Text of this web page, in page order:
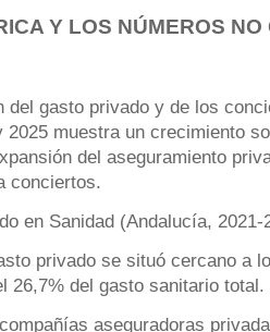
Y LOS NÚMEROS NO
del gasto privado y de los
2025 muestra un crecimiento
del aseguramiento
conciertos.
en Sanidad (Andalucía, 2021-
privado se situó cercano a
26,7% del gasto sanitario total.
aseguradoras